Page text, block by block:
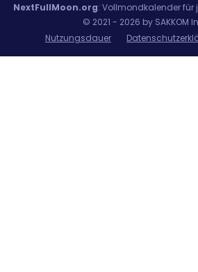
NextFullMoon.org: Vollmondkalender für
© 2021 - 2026 by SAKKOM
Nutzungsdauer